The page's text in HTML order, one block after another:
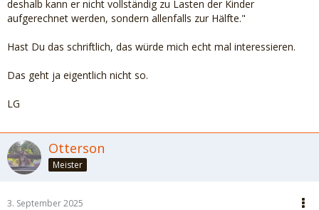
deshalb kann er nicht vollständig zu Lasten der Kinder
aufgerechnet werden, sondern allenfalls zur Hälfte."
Hast Du das schriftlich, das würde mich echt mal interessieren.
Das geht ja eigentlich nicht so.
LG
Otterson
Meister
3. September 2025